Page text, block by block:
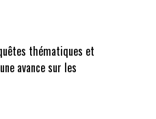
thématiques et
avance sur les